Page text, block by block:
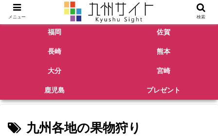
福岡 佐賀
長崎 熊本
大分 宮崎
鹿児島 プレゼント
九州各地の果物狩り
メニュー 検索